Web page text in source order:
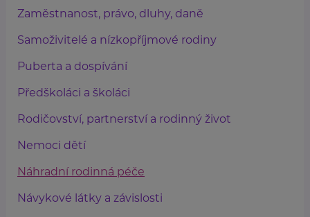
Zaměstnanost, právo, dluhy, daně
Samoživitelé a nízkopříjmové rodiny
Puberta a dospívání
Předškoláci a školáci
Rodičovství, partnerství a rodinný život
Nemoci dětí
Náhradní rodinná péče
Návykové látky a závislosti